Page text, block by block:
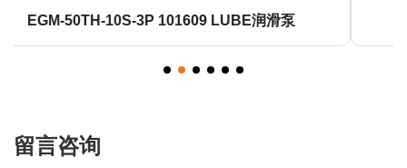
LHL-X100-7 700ml 249137 LUBE润滑脂
留言咨询